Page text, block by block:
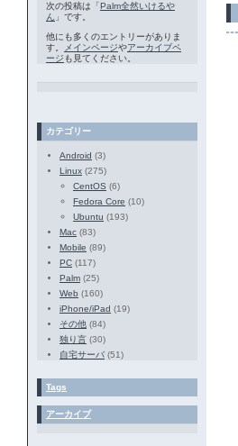
次の投稿は「Palm全然いけるや
ん
」です。
他にも多くのエントリーがありま
す。
メインページやアーカイブペ
ージ も見てください。
カテゴリー
Android (3)
Linux (275)
CentOS (6)
Fedora Core (10)
Ubuntu (193)
Mac (83)
Mobile (89)
PC (117)
Palm (25)
Web (160)
iPhone/iPad (19)
その他 (84)
独り言 (30)
自宅サーバ (51)
Tags
アーカイブ